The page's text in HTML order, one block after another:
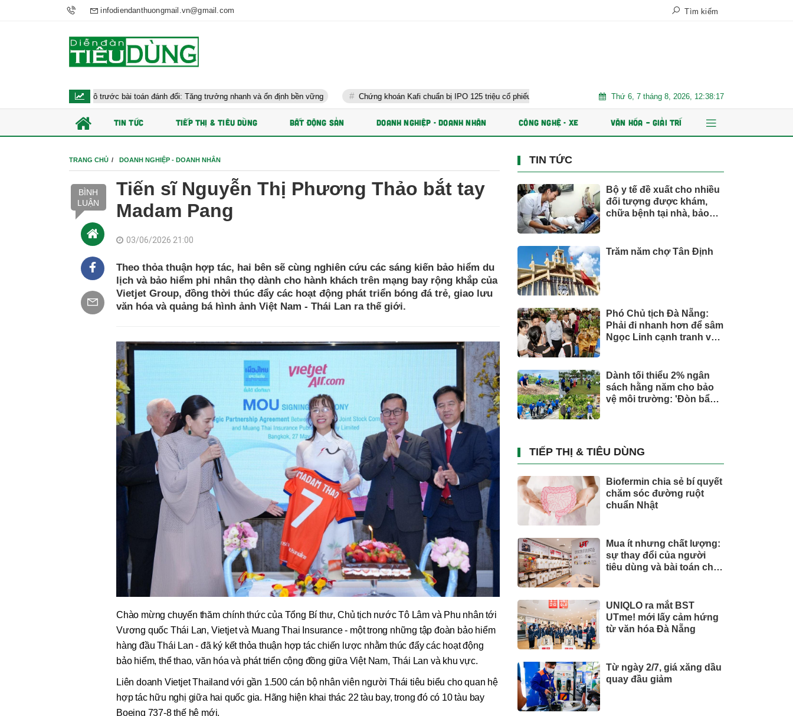
infodiendanthuongmail.vn@gmail.com Tìm kiếm
tế vĩ mô trước bài toán đánh đổi: Tăng trưởng nhanh và ổn định bền vững Chứng khoán Kafi chuẩn bị IPO 125 triệu cổ phiếu và phát hành ESOP Xe điện đang áp đảo thị trường MPV Việt
Thứ 6, 7 tháng 8, 2026, 12:38:19
TIN TỨC TIẾP THỊ & TIÊU DÙNG BẤT ĐỘNG SẢN DOANH NGHIỆP - DOANH NHÂN CÔNG NGHỆ - XE VĂN HÓA – GIẢI TRÍ
TRANG CHỦ DOANH NGHIỆP - DOANH NHÂN
BÌNH
LUẬN
Tiến sĩ Nguyễn Thị Phương Thảo bắt tay
Madam Pang
03/06/2026 21:00
Theo thỏa thuận hợp tác, hai bên sẽ cùng nghiên cứu các sáng kiến bảo hiểm du
lịch và bảo hiểm phi nhân thọ dành cho hành khách trên mạng bay rộng khắp của
Vietjet Group, đồng thời thúc đẩy các hoạt động phát triển bóng đá trẻ, giao lưu
văn hóa và quảng bá hình ảnh Việt Nam - Thái Lan ra thế giới.
Chào mừng chuyến thăm chính thức của Tổng Bí thư, Chủ tịch nước Tô Lâm và Phu nhân tới
Vương quốc Thái Lan, Vietjet và Muang Thai Insurance - một trong những tập đoàn bảo hiểm
hàng đầu Thái Lan - đã ký kết thỏa thuận hợp tác chiến lược nhằm thúc đẩy các hoạt động
bảo hiểm, thể thao, văn hóa và phát triển cộng đồng giữa Việt Nam, Thái Lan và khu vực.
Liên doanh Vietjet Thailand với gần 1.500 cán bộ nhân viên người Thái tiêu biểu cho quan hệ
hợp tác hữu nghị giữa hai quốc gia. Hãng hiện khai thác 22 tàu bay, trong đó có 10 tàu bay
Boeing 737-8 thế hệ mới.
TIN TỨC
Bộ y tế đề xuất cho nhiều
đối tượng được khám,
chữa bệnh tại nhà, bảo
Trăm năm chợ Tân Định
Phó Chủ tịch Đà Nẵng:
Phải đi nhanh hơn để sâm
Ngọc Linh cạnh tranh với
Dành tối thiểu 2% ngân
sách hằng năm cho bảo
vệ môi trường: 'Đòn bẩy'
TIẾP THỊ & TIÊU DÙNG
Biofermin chia sẻ bí quyết
chăm sóc đường ruột
chuẩn Nhật
Mua ít nhưng chất lượng:
sự thay đổi của người
tiêu dùng và bài toán cho
UNIQLO ra mắt BST
UTme! mới lấy cảm hứng
từ văn hóa Đà Nẵng
Từ ngày 2/7, giá xăng dầu
quay đầu giảm